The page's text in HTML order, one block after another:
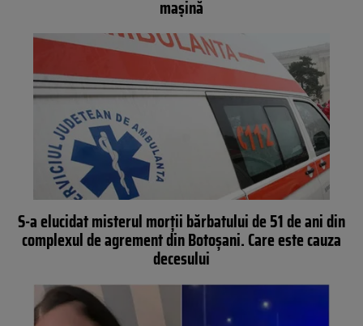
mașină
S-a elucidat misterul morții bărbatului de 51 de ani din
complexul de agrement din Botoșani. Care este cauza
decesului